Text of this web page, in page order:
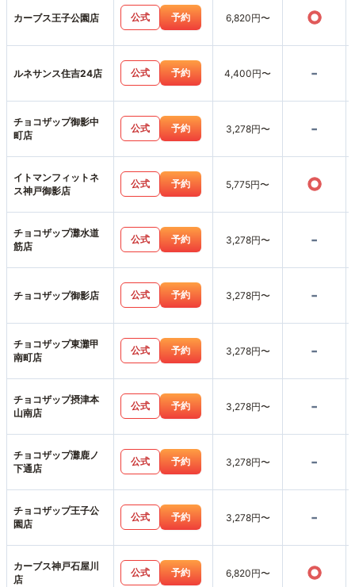
カーブス王子公園店 公式 予約 6,820円〜 ○
ルネサンス住吉24店 公式 予約 4,400円〜 -
チョコザップ御影中
町店
公式 予約 3,278円〜 -
イトマンフィットネ
ス神戸御影店
公式 予約 5,775円〜 ○
チョコザップ灘水道
筋店
公式 予約 3,278円〜 -
チョコザップ御影店 公式 予約 3,278円〜 -
チョコザップ東灘甲
南町店
公式 予約 3,278円〜 -
チョコザップ摂津本
山南店
公式 予約 3,278円〜 -
チョコザップ灘鹿ノ
下通店
公式 予約 3,278円〜 -
チョコザップ王子公
園店
公式 予約 3,278円〜 -
カーブス神戸石屋川
店
公式 予約 6,820円〜 ○